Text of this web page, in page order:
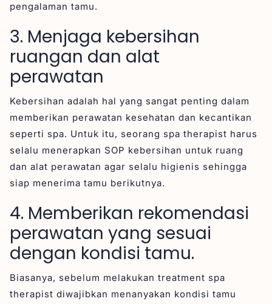
pengalaman tamu.
3. Menjaga kebersihan
ruangan dan alat
perawatan
Kebersihan adalah hal yang sangat penting dalam
memberikan perawatan kesehatan dan kecantikan
seperti spa. Untuk itu, seorang spa therapist harus
selalu menerapkan SOP kebersihan untuk ruang
dan alat perawatan agar selalu higienis sehingga
siap menerima tamu berikutnya.
4. Memberikan rekomendasi
perawatan yang sesuai
dengan kondisi tamu.
Biasanya, sebelum melakukan treatment spa
therapist diwajibkan menanyakan kondisi tamu